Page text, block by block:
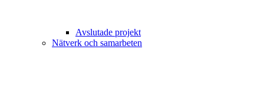
Avslutade projekt
Nätverk och samarbeten